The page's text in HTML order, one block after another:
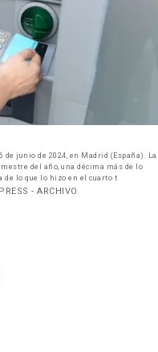
junio de 2024, en Madrid (España). La
del año, una décima más de lo
de lo que lo hizo en el cuarto t
- ARCHIVO